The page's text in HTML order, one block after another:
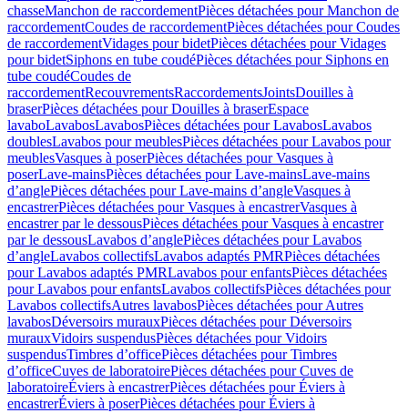
chasseManchon de raccordementPièces détachées pour Manchon de
raccordementCoudes de raccordementPièces détachées pour Coudes
de raccordementVidages pour bidetPièces détachées pour Vidages
pour bidetSiphons en tube coudéPièces détachées pour Siphons en
tube coudéCoudes de
raccordementRecouvrementsRaccordementsJointsDouilles à
braserPièces détachées pour Douilles à braserEspace
lavaboLavabosLavabosPièces détachées pour LavabosLavabos
doublesLavabos pour meublesPièces détachées pour Lavabos pour
meublesVasques à poserPièces détachées pour Vasques à
poserLave-mainsPièces détachées pour Lave-mainsLave-mains
d’anglePièces détachées pour Lave-mains d’angleVasques à
encastrerPièces détachées pour Vasques à encastrerVasques à
encastrer par le dessousPièces détachées pour Vasques à encastrer
par le dessousLavabos d’anglePièces détachées pour Lavabos
d’angleLavabos collectifsLavabos adaptés PMRPièces détachées
pour Lavabos adaptés PMRLavabos pour enfantsPièces détachées
pour Lavabos pour enfantsLavabos collectifsPièces détachées pour
Lavabos collectifsAutres lavabosPièces détachées pour Autres
lavabosDéversoirs murauxPièces détachées pour Déversoirs
murauxVidoirs suspendusPièces détachées pour Vidoirs
suspendusTimbres dʼofficePièces détachées pour Timbres
dʼofficeCuves de laboratoirePièces détachées pour Cuves de
laboratoireÉviers à encastrerPièces détachées pour Éviers à
encastrerÉviers à poserPièces détachées pour Éviers à